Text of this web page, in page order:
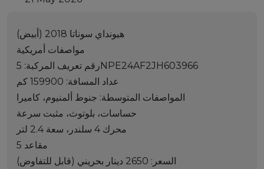
هيونداي سوناتا 2018 (أبيض)
مواصفات أمريكية
رقم تعريف المركبة: 5NPE24AF2JH603966
عداد المسافة: 159900 كم
المواصفات المتوسطة: جنوط ألمنيوم، كاميرا
حساسات، بلوتوث، مثبت سرعة
محرك 4 سلندر، سعة 2.4 لتر
5 مقاعد
السعر: 2650 دينار بحريني (قابل للتفاوض)